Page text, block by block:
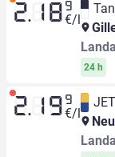
2.18 9
€/l
24 h
2.19 9
€/l